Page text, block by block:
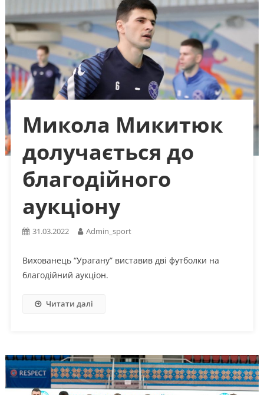
Микола Микитюк
долучається до
благодійного
аукціону
31.03.2022 Admin_sport
Вихованець “Урагану” виставив дві футболки на
благодійний аукціон.
Читати далі